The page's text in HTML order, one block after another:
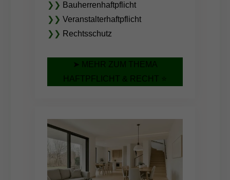
❯❯ Bauherrenhaftpflicht
❯❯ Veranstalterhaftpflicht
❯❯ Rechtsschutz
➤ MEHR ZUM THEMA
HAFTPFLICHT & RECHT ⭐